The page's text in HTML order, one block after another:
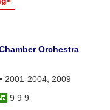
Orchestra
2001-2004, 2009
9 9 9